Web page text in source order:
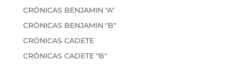
CRÓNICAS BENJAMIN "A"
CRÓNICAS BENJAMIN "B"
CRÓNICAS CADETE
CRÓNICAS CADETE "B"